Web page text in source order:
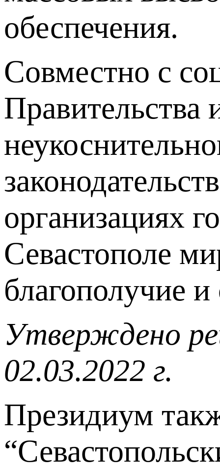
обеспечения.
Совместно с
организациях
Севастополе
благополучие
Утверждено
02.03.2022 г.
Президиум